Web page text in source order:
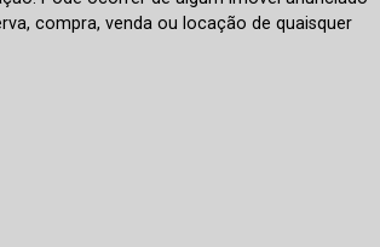
compra, venda ou locação de quaisquer